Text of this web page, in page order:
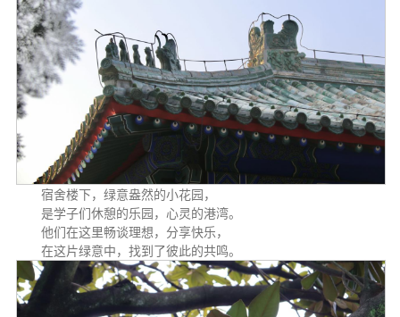
宿舍楼下，绿意盎然的小花园，
是学子们休憩的乐园，心灵的港湾。
他们在这里畅谈理想，分享快乐，
在这片绿意中，找到了彼此的共鸣。